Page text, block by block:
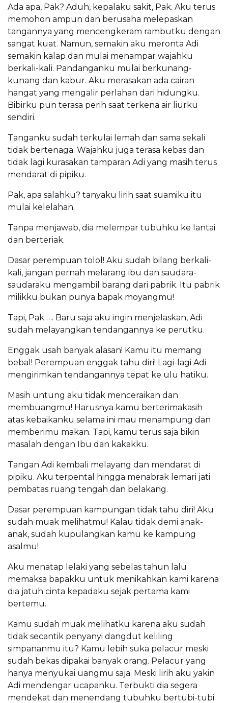
Ada apa, Pak? Aduh, kepalaku sakit, Pak. Aku terus
memohon ampun dan berusaha melepaskan
tangannya yang mencengkeram rambutku dengan
sangat kuat. Namun, semakin aku meronta Adi
semakin kalap dan mulai menampar wajahku
berkali-kali. Pandanganku mulai berkunang-
kunang dan kabur. Aku merasakan ada cairan
hangat yang mengalir perlahan dari hidungku.
Bibirku pun terasa perih saat terkena air liurku
sendiri.
Tanganku sudah terkulai lemah dan sama sekali
tidak bertenaga. Wajahku juga terasa kebas dan
tidak lagi kurasakan tamparan Adi yang masih terus
mendarat di pipiku.
Pak, apa salahku? tanyaku lirih saat suamiku itu
mulai kelelahan.
Tanpa menjawab, dia melempar tubuhku ke lantai
dan berteriak.
Dasar perempuan tolol! Aku sudah bilang berkali-
kali, jangan pernah melarang ibu dan saudara-
saudaraku mengambil barang dari pabrik. Itu pabrik
milikku bukan punya bapak moyangmu!
Tapi, Pak …. Baru saja aku ingin menjelaskan, Adi
sudah melayangkan tendangannya ke perutku.
Enggak usah banyak alasan! Kamu itu memang
bebal! Perempuan enggak tahu diri! Lagi-lagi Adi
mengirimkan tendangannya tepat ke ulu hatiku.
Masih untung aku tidak menceraikan dan
membuangmu! Harusnya kamu berterimakasih
atas kebaikanku selama ini mau menampung dan
memberimu makan. Tapi, kamu terus saja bikin
masalah dengan Ibu dan kakakku.
Tangan Adi kembali melayang dan mendarat di
pipiku. Aku terpental hingga menabrak lemari jati
pembatas ruang tengah dan belakang.
Dasar perempuan kampungan tidak tahu diri! Aku
sudah muak melihatmu! Kalau tidak demi anak-
anak, sudah kupulangkan kamu ke kampung
asalmu!
Aku menatap lelaki yang sebelas tahun lalu
memaksa bapakku untuk menikahkan kami karena
dia jatuh cinta kepadaku sejak pertama kami
bertemu.
Kamu sudah muak melihatku karena aku sudah
tidak secantik penyanyi dangdut keliling
simpananmu itu? Kamu lebih suka pelacur meski
sudah bekas dipakai banyak orang. Pelacur yang
hanya menyukai uangmu saja. Meski lirih aku yakin
Adi mendengar ucapanku. Terbukti dia segera
mendekat dan menendang tubuhku bertubi-tubi.